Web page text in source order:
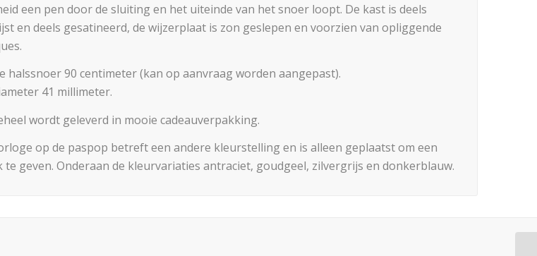
een pen door de sluiting en het uiteinde van het snoer loopt. De kast is deels
en deels gesatineerd, de wijzerplaat is zon geslepen en voorzien van opliggende
halssnoer 90 centimeter (kan op aanvraag worden aangepast).
41 millimeter.
wordt geleverd in mooie cadeauverpakking.
op de paspop betreft een andere kleurstelling en is alleen geplaatst om een
te geven. Onderaan de kleurvariaties antraciet, goudgeel, zilvergrijs en donkerblauw.